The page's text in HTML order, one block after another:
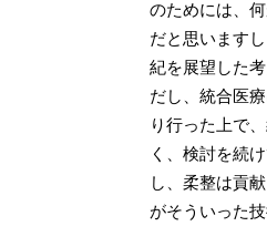
のためには、
だと思います
紀を展望した
だし、統合医
り行った上で
く、検討を続
し、柔整は貢
がそういった